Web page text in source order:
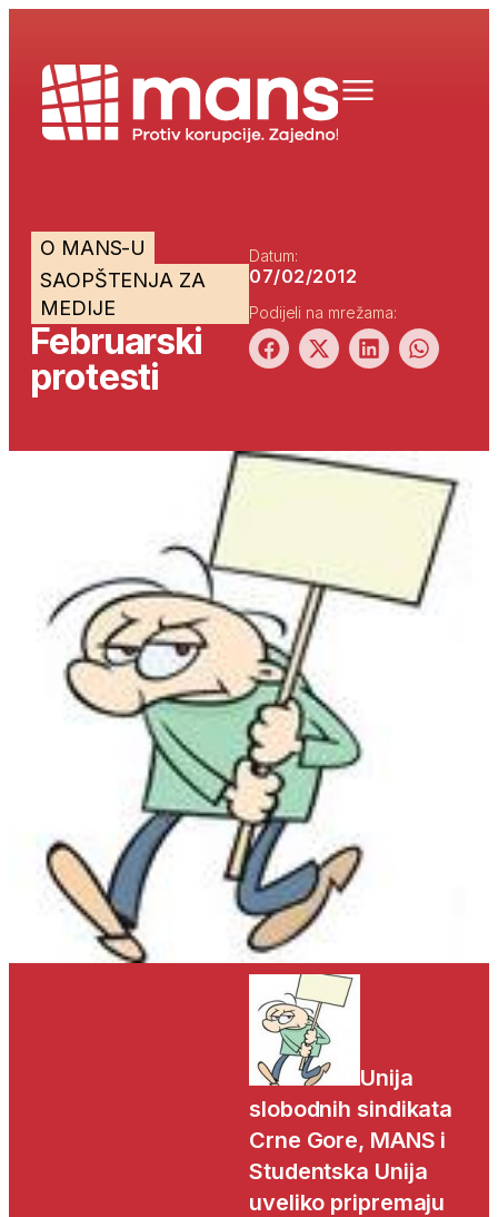
O MANS-U
SAOPŠTENJA ZA
MEDIJE
Februarski
protesti
Datum:
07/02/2012
Podijeli na mrežama:
Unija
slobodnih sindikata
Crne Gore, MANS i
Studentska Unija
uveliko pripremaju